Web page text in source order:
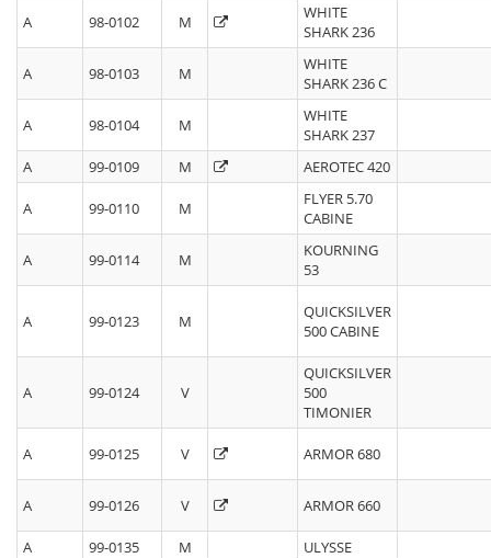
A 98-0102 M
WHITE
SHARK 236
A 98-0103 M
WHITE
SHARK 236 C
A 98-0104 M
WHITE
SHARK 237
A
99-0109 M AEROTEC 420
A 99-0110 M
FLYER 5.70
CABINE
A 99-0114 M
KOURNING
53
A 99-0123 M
QUICKSILVER
500 CABINE
A 99-0124 V
QUICKSILVER
500
TIMONIER
A 99-0125 V ARMOR 680
A 99-0126 V ARMOR 660
A 99-0135 M ULYSSE